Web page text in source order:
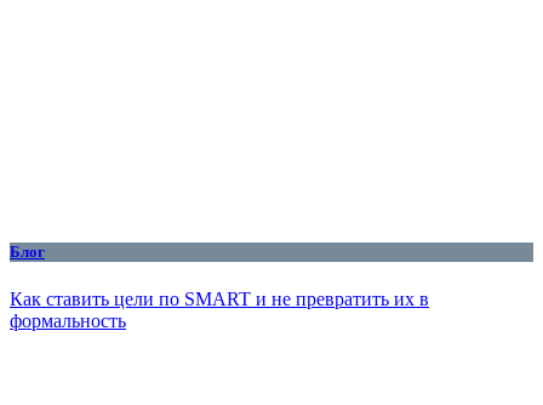
Блог
Как ставить цели по SMART и не превратить их в
формальность